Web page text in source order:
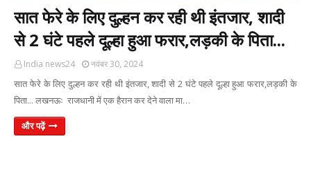
सात फेरे के लिए दुल्हन कर रही थी इंतजार, शादी
से 2 घंटे पहले दूल्हा हुआ फरार,लड़की के पिता...
India news24 नवंबर 30, 2024
सात फेरे के लिए दुल्हन कर रही थी इंतजार, शादी से 2 घंटे पहले दूल्हा हुआ फरार,लड़की के
पिता... लखनऊः राजधानी में एक हैरान कर देने वाला मा…
और पढ़ें